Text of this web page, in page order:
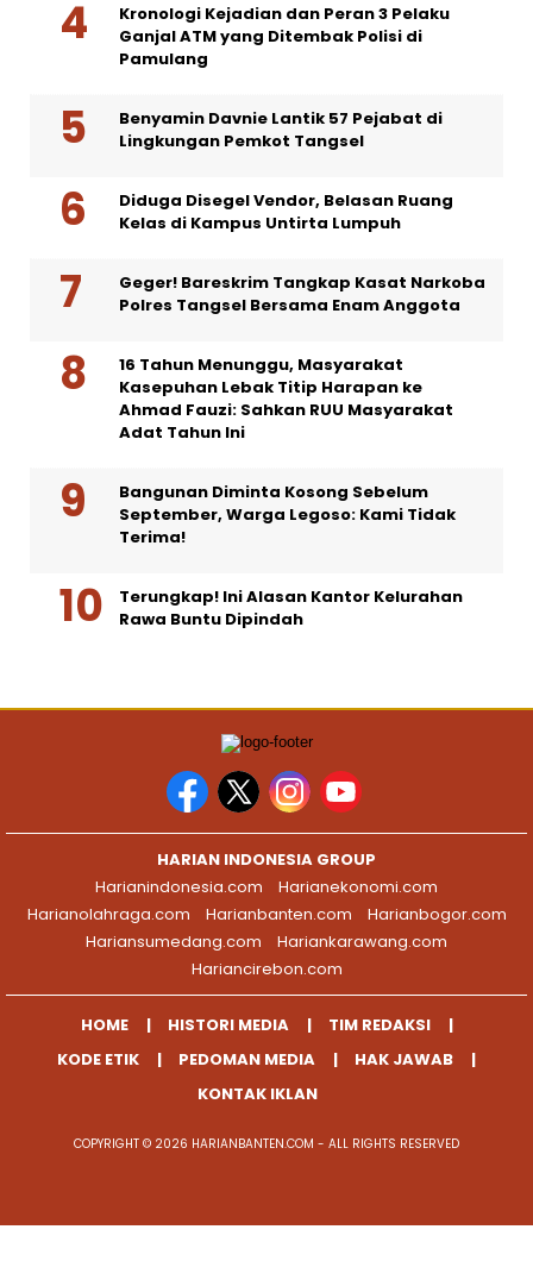
Kronologi Kejadian dan Peran 3 Pelaku
Ganjal ATM yang Ditembak Polisi di
Pamulang
Benyamin Davnie Lantik 57 Pejabat di
Lingkungan Pemkot Tangsel
Diduga Disegel Vendor, Belasan Ruang
Kelas di Kampus Untirta Lumpuh
Geger! Bareskrim Tangkap Kasat Narkoba
Polres Tangsel Bersama Enam Anggota
16 Tahun Menunggu, Masyarakat
Kasepuhan Lebak Titip Harapan ke
Ahmad Fauzi: Sahkan RUU Masyarakat
Adat Tahun Ini
Bangunan Diminta Kosong Sebelum
September, Warga Legoso: Kami Tidak
Terima!
Terungkap! Ini Alasan Kantor Kelurahan
Rawa Buntu Dipindah
HARIAN INDONESIA GROUP
Harianindonesia.com
Harianekonomi.com
Harianolahraga.com
Harianbanten.com
Harianbogor.com
Hariansumedang.com
Hariankarawang.com
Hariancirebon.com
HOME HISTORI MEDIA
TIM REDAKSI
KODE ETIK
PEDOMAN MEDIA
HAK JAWAB
KONTAK IKLAN
COPYRIGHT © 2026 HARIANBANTEN.COM - ALL RIGHTS RESERVED